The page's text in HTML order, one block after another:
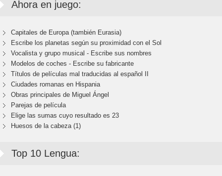
Ahora en juego:
Capitales de Europa (también Eurasia)
Escribe los planetas según su proximidad con el Sol
Vocalista y grupo musical - Escribe sus nombres
Modelos de coches - Escribe su fabricante
Títulos de películas mal traducidas al español II
Ciudades romanas en Hispania
Obras principales de Miguel Ángel
Parejas de película
Elige las sumas cuyo resultado es 23
Huesos de la cabeza (1)
Top 10 Lengua: